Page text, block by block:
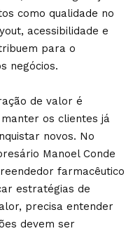
como qualidade no
acessibilidade e
para o
negócios.
de valor é
os clientes já
novos. No
Manoel Conde
farmacêutico
estratégias de
precisa entender
devem ser